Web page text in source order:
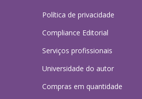
Política de privacidade
Compliance Editorial
Serviços profissionais
Universidade do autor
Compras em quantidade